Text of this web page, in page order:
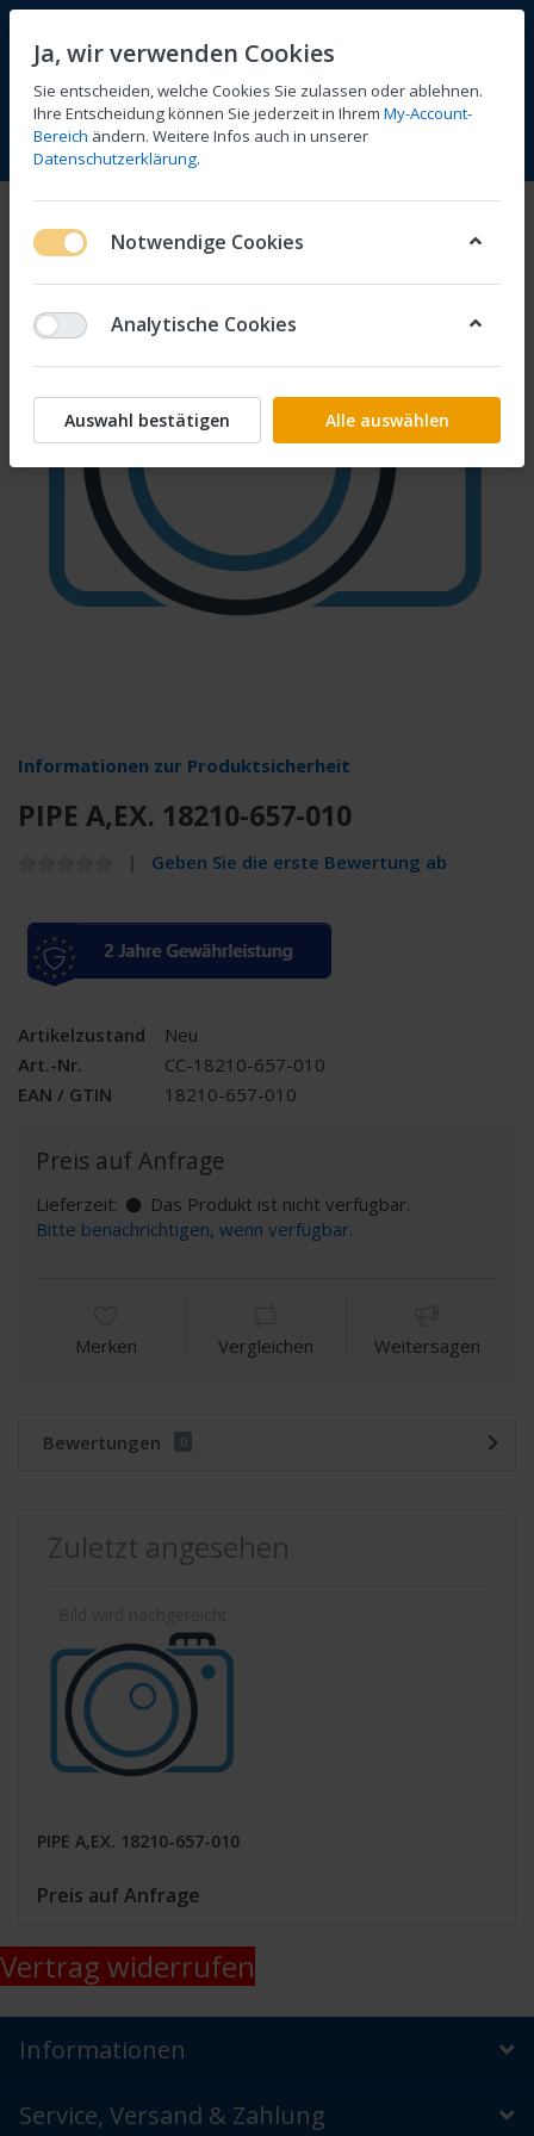
Menü Anmelden Vergleichen Wunschliste
Informationen zur Produktsicherheit
PIPE A,EX. 18210-657-010
Geben Sie die erste Bewertung ab
Artikelzustand
Neu
Art.-Nr.
CC-18210-657-010
EAN / GTIN
18210-657-010
Preis auf Anfrage
Lieferzeit:
Das Produkt ist nicht verfügbar.
Bitte benachrichtigen, wenn verfügbar.
Merken Vergleichen Weitersagen
Bewertungen 0
Zuletzt angesehen
PIPE A,EX. 18210-657-010
Preis auf Anfrage
Vertrag widerrufen
Informationen
Service, Versand & Zahlung
Ja, wir verwenden Cookies
Sie entscheiden, welche Cookies Sie zulassen oder ablehnen.
Ihre Entscheidung können Sie jederzeit in Ihrem My-Account-
Bereich ändern. Weitere Infos auch in unserer
Datenschutzerklärung.
Notwendige Cookies
Analytische Cookies
Auswahl bestätigen Alle auswählen